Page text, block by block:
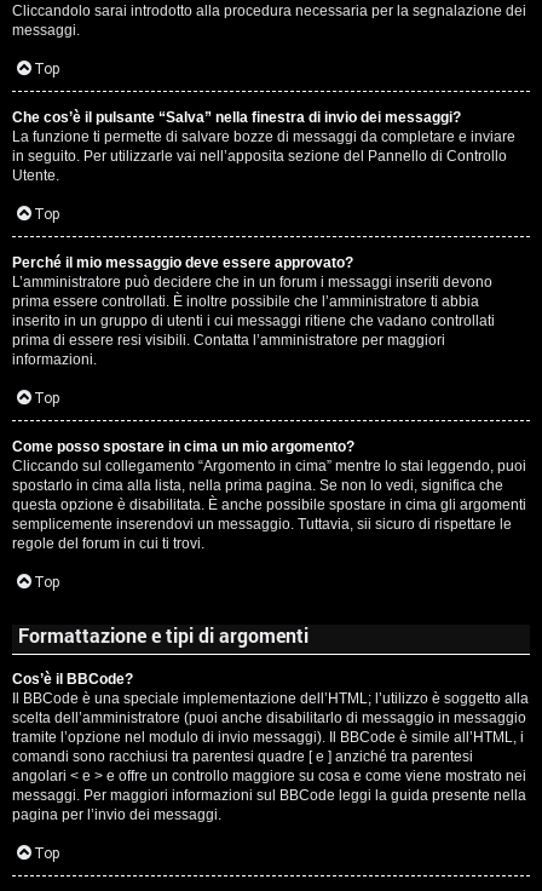
Cliccandolo sarai introdotto alla procedura necessaria per la segnalazione dei
messaggi.
Top
Che cos’è il pulsante “Salva” nella finestra di invio dei messaggi?
La funzione ti permette di salvare bozze di messaggi da completare e inviare
in seguito. Per utilizzarle vai nell’apposita sezione del Pannello di Controllo
Utente.
Top
Perché il mio messaggio deve essere approvato?
L’amministratore può decidere che in un forum i messaggi inseriti devono
prima essere controllati. È inoltre possibile che l’amministratore ti abbia
inserito in un gruppo di utenti i cui messaggi ritiene che vadano controllati
prima di essere resi visibili. Contatta l’amministratore per maggiori
informazioni.
Top
Come posso spostare in cima un mio argomento?
Cliccando sul collegamento “Argomento in cima” mentre lo stai leggendo, puoi
spostarlo in cima alla lista, nella prima pagina. Se non lo vedi, significa che
questa opzione è disabilitata. È anche possibile spostare in cima gli argomenti
semplicemente inserendovi un messaggio. Tuttavia, sii sicuro di rispettare le
regole del forum in cui ti trovi.
Top
Formattazione e tipi di argomenti
Cos’è il BBCode?
Il BBCode è una speciale implementazione dell’HTML; l’utilizzo è soggetto alla
scelta dell’amministratore (puoi anche disabilitarlo di messaggio in messaggio
tramite l’opzione nel modulo di invio messaggi). Il BBCode è simile all’HTML, i
comandi sono racchiusi tra parentesi quadre [ e ] anziché tra parentesi
angolari < e > e offre un controllo maggiore su cosa e come viene mostrato nei
messaggi. Per maggiori informazioni sul BBCode leggi la guida presente nella
pagina per l’invio dei messaggi.
Top
r
a
t
e
c
o
n
G
i
g
i
D
'
A
g
o
s
t
i
n
o